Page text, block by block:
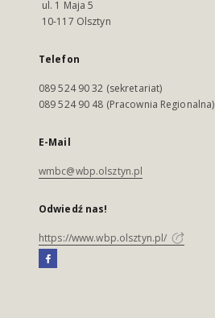
ul. 1 Maja 5
10-117 Olsztyn
Telefon
089 524 90 32 (sekretariat)
089 524 90 48 (Pracownia Regionalna)
E-Mail
wmbc@wbp.olsztyn.pl
Odwiedź nas!
https://www.wbp.olsztyn.pl/